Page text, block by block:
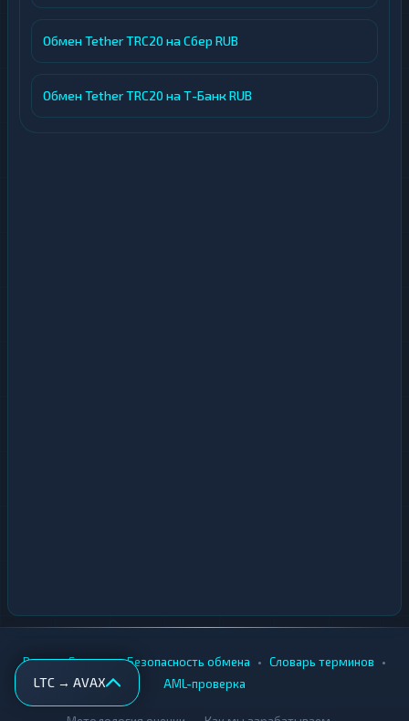
Обмен Tether TRC20 на Сбер RUB
Обмен Tether TRC20 на Т-Банк RUB
LTC → AVAX
Вики • Города • Безопасность обмена • Словарь терминов •
AML-проверка